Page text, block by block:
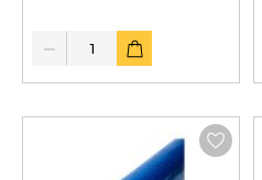
Quantity